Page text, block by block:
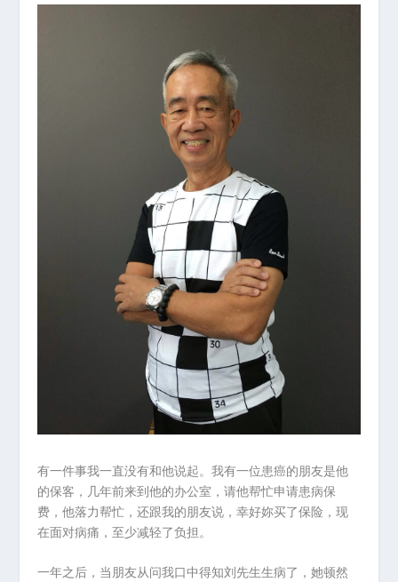
有一件事我一直没有和他说起。我有一位患癌的朋友是他
的保客，几年前来到他的办公室，请他帮忙申请患病保
费，他落力帮忙，还跟我的朋友说，幸好妳买了保险，现
在面对病痛，至少减轻了负担。
一年之后，当朋友从问我口中得知刘先生生病了，她顿然